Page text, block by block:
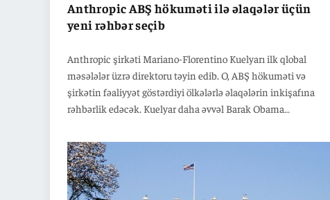
Anthropic ABŞ hökuməti ilə əlaqələr üçün
yeni rəhbər seçib
Anthropic şirkəti Mariano-Florentino Kuelyarı ilk qlobal
məsələlər üzrə direktoru təyin edib. O, ABŞ hökuməti və
şirkətin fəaliyyət göstərdiyi ölkələrlə əlaqələrin inkişafına
rəhbərlik edəcək. Kuelyar daha əvvəl Barak Obama
Fayda Fondunda təmsil olunub. Şirkət onun dövlət idarəçiliyi
və süni intellekt siyasəti sahəsindəki təcrübəsinin qlobal
tənzimləmə məsələlərində mühüm rol oynayacağını bildirir.
Bu təyinat Tramp administrasiyası ilə süni intellektin